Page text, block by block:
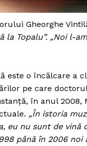
Gheorghe
la Topalu”. „Noi l-
este o încălcare a
pe care
în anul 2008,
„În istoria
eu nu sunt de vină
până în 2006